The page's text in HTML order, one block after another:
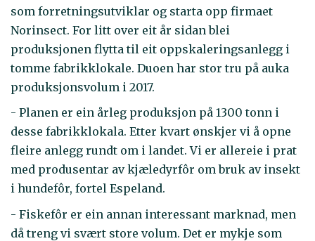
som forretningsutviklar og starta opp firmaet
Norinsect. For litt over eit år sidan blei
produksjonen flytta til eit oppskaleringsanlegg i
tomme fabrikklokale. Duoen har stor tru på auka
produksjonsvolum i 2017.
- Planen er ein årleg produksjon på 1300 tonn i
desse fabrikklokala. Etter kvart ønskjer vi å opne
fleire anlegg rundt om i landet. Vi er allereie i prat
med produsentar av kjæledyrfôr om bruk av insekt
i hundefôr, fortel Espeland.
- Fiskefôr er ein annan interessant marknad, men
då treng vi svært store volum. Det er mykje som